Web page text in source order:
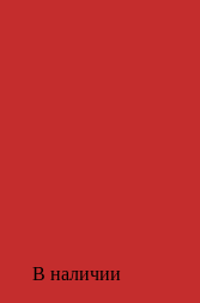
В наличии